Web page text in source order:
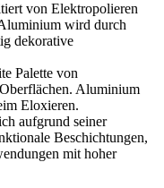
von Elektropolieren
wird durch
dekorative
Palette von
Aluminium
Eloxieren.
aufgrund seiner
Beschichtungen,
mit hoher